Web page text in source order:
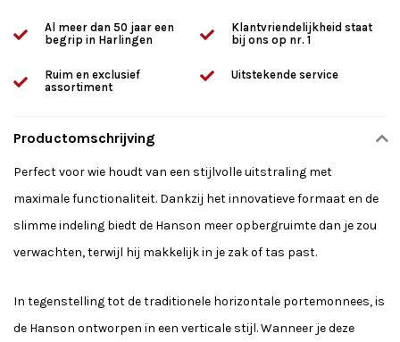
Al meer dan 50 jaar een
begrip in Harlingen
Klantvriendelijkheid staat
bij ons op nr. 1
Ruim en exclusief
assortiment
Uitstekende service
Productomschrijving
Perfect voor wie houdt van een stijlvolle uitstraling met
maximale functionaliteit. Dankzij het innovatieve formaat en de
slimme indeling biedt de Hanson meer opbergruimte dan je zou
verwachten, terwijl hij makkelijk in je zak of tas past.
In tegenstelling tot de traditionele horizontale portemonnees, is
de Hanson ontworpen in een verticale stijl. Wanneer je deze